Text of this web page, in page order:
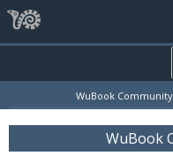
WuBook
WuBook